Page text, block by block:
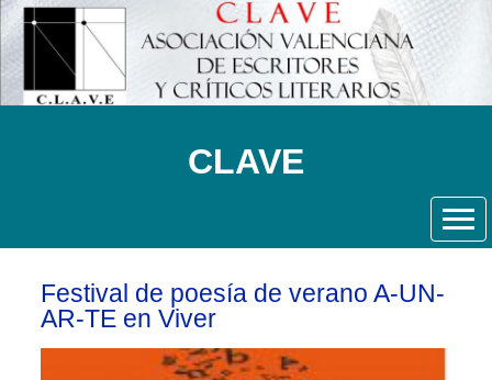
CLAVE
Festival de poesía de verano A-UN-
AR-TE en Viver